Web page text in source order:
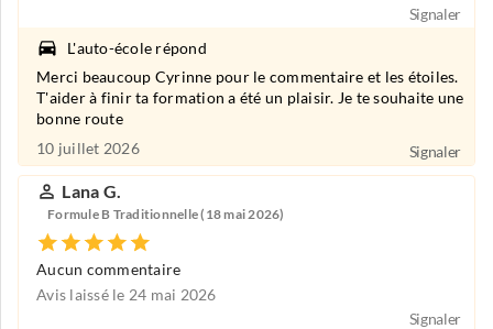
Signaler
L'auto-école répond
Merci beaucoup Cyrinne pour le commentaire et les étoiles.
T'aider à finir ta formation a été un plaisir. Je te souhaite une
bonne route
10 juillet 2026
Signaler
Lana G.
Formule B Traditionnelle (18 mai 2026)
Aucun commentaire
Avis laissé le 24 mai 2026
Signaler